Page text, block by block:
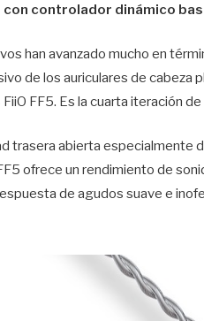
con controlador dinámico
han avanzado mucho en
de los auriculares de cabeza
FF5. Es la cuarta iteración
trasera abierta especialmente
ofrece un rendimiento de
de agudos suave e